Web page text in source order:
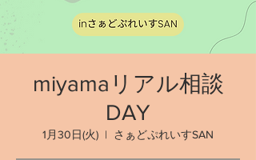
miyamaリアル相談
DAY
1月30日(火)
  |
さぁどぷれいすSAN